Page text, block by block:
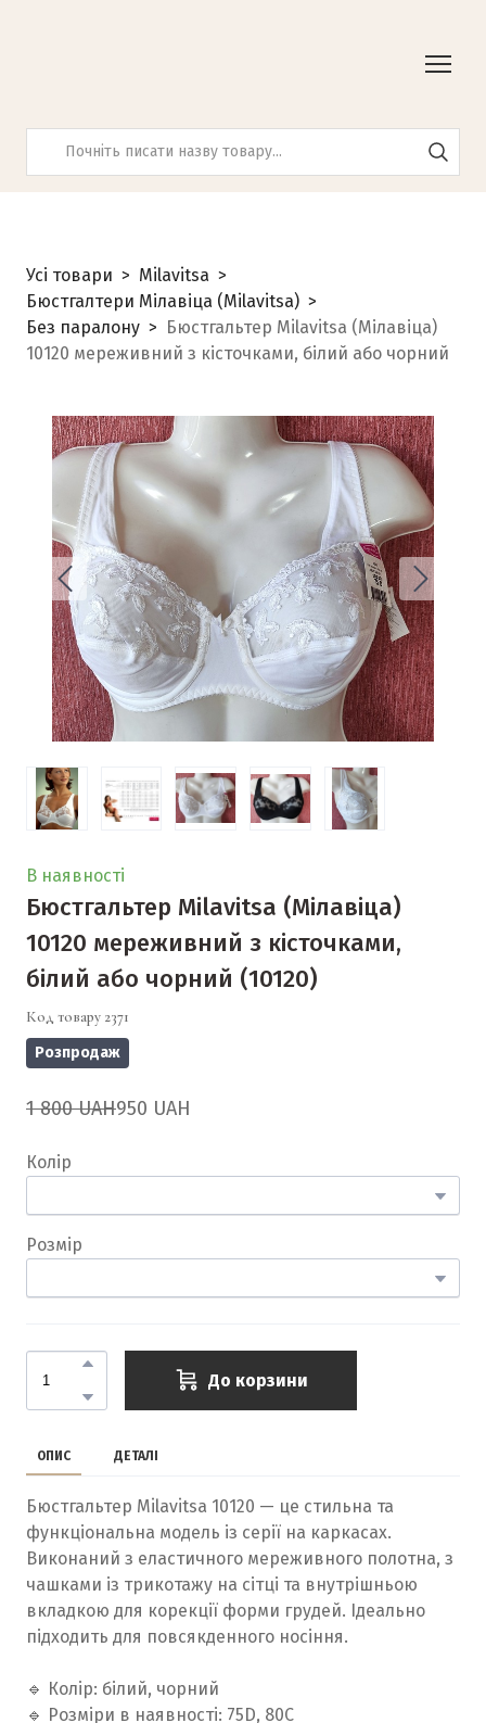
Усі товари
Milavitsa
Бюстгалтери Мілавіца (Milavitsa)
Без паралону
Бюстгальтер Milavitsa (Мілавіца)
10120 мереживний з кісточками, білий або чорний
В наявності
Бюстгальтер Milavitsa (Мілавіца)
10120 мереживний з кісточками,
білий або чорний (10120)
Код товару 2371
Розпродаж
1 800 UAH950 UAH
Колір
Розмір
До корзини
ОПИС ДЕТАЛІ
Бюстгальтер Milavitsa 10120 — це стильна та
функціональна модель із серії на каркасах.
Виконаний з еластичного мереживного полотна, з
чашками із трикотажу на сітці та внутрішньою
вкладкою для корекції форми грудей. Ідеально
підходить для повсякденного носіння.
🔹 Колір: білий, чорний
🔹 Розміри в наявності: 75D, 80C